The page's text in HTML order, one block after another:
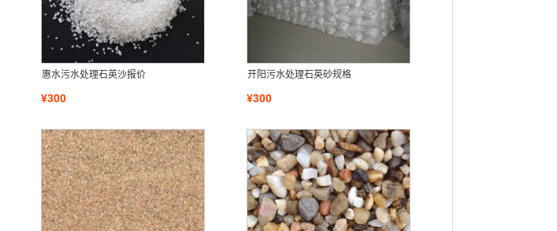
惠水污水处理石英沙报价
¥300
开阳污水处理石英砂规格
¥300